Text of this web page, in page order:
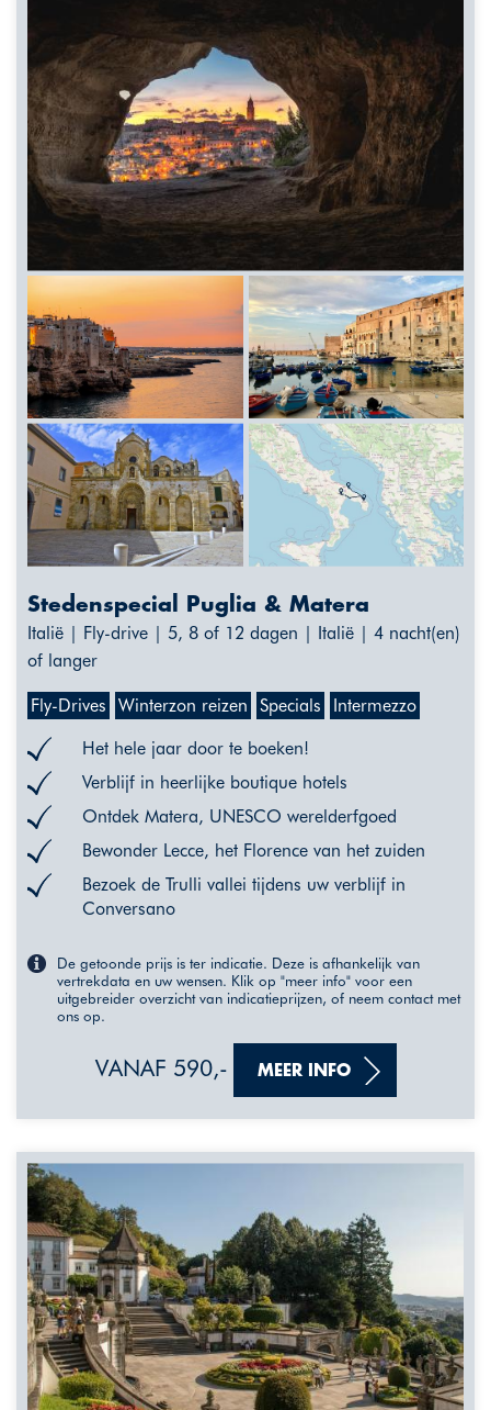
Stedenspecial Puglia & Matera
Italië | Fly-drive | 5, 8 of 12 dagen | Italië | 4 nacht(en)
of langer
Fly-Drives Winterzon reizen Specials Intermezzo
Het hele jaar door te boeken!
Verblijf in heerlijke boutique hotels
Ontdek Matera, UNESCO werelderfgoed
Bewonder Lecce, het Florence van het zuiden
Bezoek de Trulli vallei tijdens uw verblijf in
Conversano
De getoonde prijs is ter indicatie. Deze is afhankelijk van
vertrekdata en uw wensen. Klik op "meer info" voor een
uitgebreider overzicht van indicatieprijzen, of neem contact met
ons op.
VANAF 590,- MEER INFO